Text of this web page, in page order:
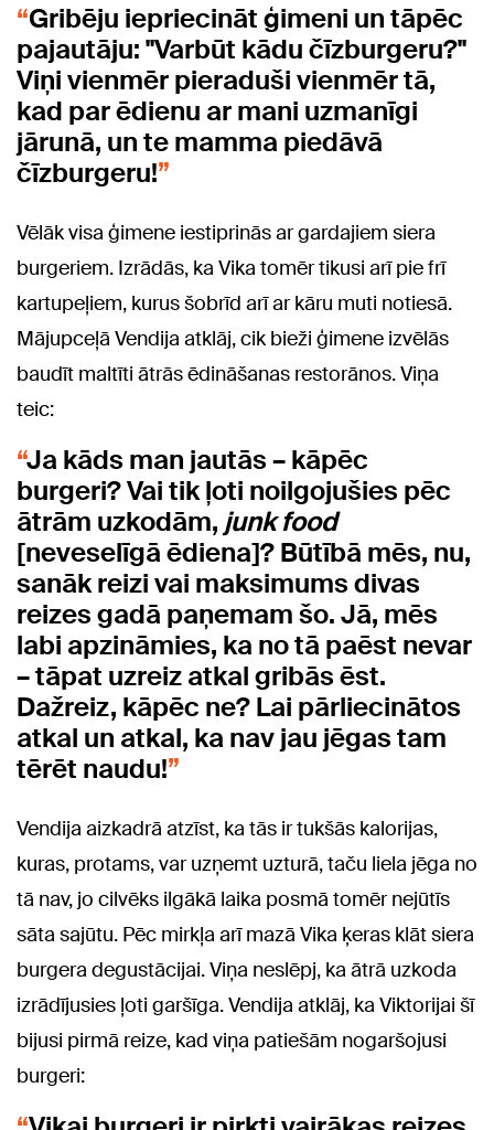
Gribēju iepriecināt ģimeni un tāpēc
pajautāju: "Varbūt kādu čīzburgeru?"
Viņi vienmēr pieraduši vienmēr tā,
kad par ēdienu ar mani uzmanīgi
jārunā, un te mamma piedāvā
čīzburgeru!
Vēlāk visa ģimene iestiprinās ar gardajiem siera
burgeriem. Izrādās, ka Vika tomēr tikusi arī pie frī
kartupeļiem, kurus šobrīd arī ar kāru muti notiesā.
Mājupceļā Vendija atklāj, cik bieži ģimene izvēlās
baudīt maltīti ātrās ēdināšanas restorānos. Viņa
teic:
Ja kāds man jautās – kāpēc
burgeri? Vai tik ļoti noilgojušies pēc
ātrām uzkodām, junk food
[neveselīgā ēdiena]? Būtībā mēs, nu,
sanāk reizi vai maksimums divas
reizes gadā paņemam šo. Jā, mēs
labi apzināmies, ka no tā paēst nevar
– tāpat uzreiz atkal gribās ēst.
Dažreiz, kāpēc ne? Lai pārliecinātos
atkal un atkal, ka nav jau jēgas tam
tērēt naudu!
Vendija aizkadrā atzīst, ka tās ir tukšās kalorijas,
kuras, protams, var uzņemt uzturā, taču liela jēga no
tā nav, jo cilvēks ilgākā laika posmā tomēr nejūtīs
sāta sajūtu. Pēc mirkļa arī mazā Vika ķeras klāt siera
burgera degustācijai. Viņa neslēpj, ka ātrā uzkoda
izrādījusies ļoti garšīga. Vendija atklāj, ka Viktorijai šī
bijusi pirmā reize, kad viņa patiešām nogaršojusi
burgeri: